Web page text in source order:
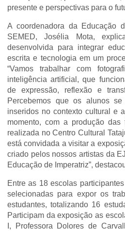
presente e perspectivas para o
A coordenadora da Educação
SEMED, Josélia Mota,
desenvolvida para integrar
escrita e tecnologia em um
“Vamos trabalhar com
inteligência artificial, que
de expressão, reflexão e
Percebemos que os alunos
inseridos no contexto cultural e
momento, com a produção das
realizada no Centro Cultural
está convidada a visitar a
criado pelos nossos artistas da
Educação de Imperatriz”,
Entre as 18 escolas
selecionadas para expor os
estudantes, totalizando 16
Participam da exposição as
I, Professora Dolores de